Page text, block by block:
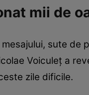
mii de
sute de
Voiculeț a
zile dificile.